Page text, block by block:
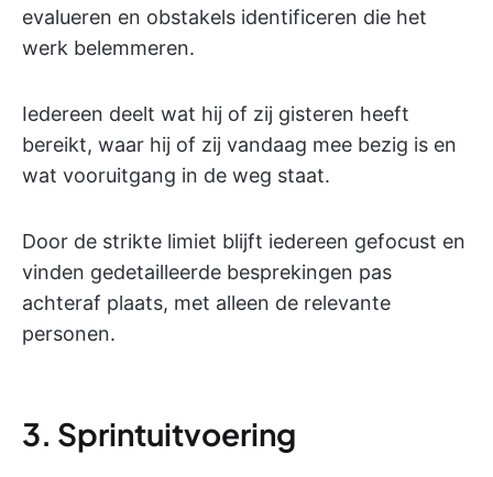
evalueren en obstakels identificeren die het
werk belemmeren.
Iedereen deelt wat hij of zij gisteren heeft
bereikt, waar hij of zij vandaag mee bezig is en
wat vooruitgang in de weg staat.
Door de strikte limiet blijft iedereen gefocust en
vinden gedetailleerde besprekingen pas
achteraf plaats, met alleen de relevante
personen.
3. Sprintuitvoering